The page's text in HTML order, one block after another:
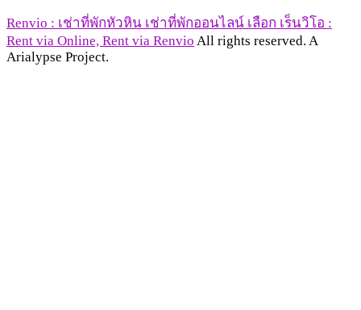
Renvio : เช่าที่พักหัวหิน เช่าที่พักออนไลน์ เลือก เร็นวิโอ :
Rent via Online, Rent via Renvio All rights reserved. A
Arialypse Project.